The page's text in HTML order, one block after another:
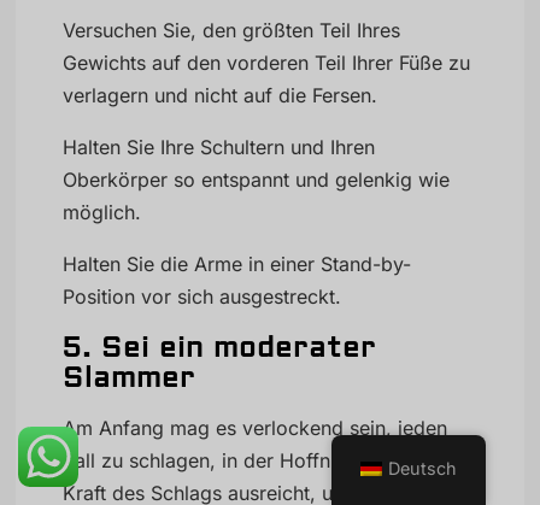
Versuchen Sie, den größten Teil Ihres
Gewichts auf den vorderen Teil Ihrer Füße zu
verlagern und nicht auf die Fersen.
Halten Sie Ihre Schultern und Ihren
Oberkörper so entspannt und gelenkig wie
möglich.
Halten Sie die Arme in einer Stand-by-
Position vor sich ausgestreckt.
5. Sei ein moderater
Slammer
Am Anfang mag es verlockend sein, jeden
Ball zu schlagen, in der Hoffnung, dass die
Kraft des Schlags ausreicht, um den Gegner
Deutsch